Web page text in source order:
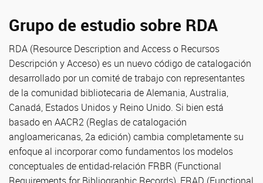
Grupo de estudio sobre RDA
RDA (Resource Description and Access o Recursos
Descripción y Acceso) es un nuevo código de catalogación
desarrollado por un comité de trabajo con representantes
de la comunidad bibliotecaria de Alemania, Australia,
Canadá, Estados Unidos y Reino Unido. Si bien está
basado en AACR2 (Reglas de catalogación
angloamericanas, 2a edición) cambia completamente su
enfoque al incorporar como fundamentos los modelos
conceptuales de entidad-relación FRBR (Functional